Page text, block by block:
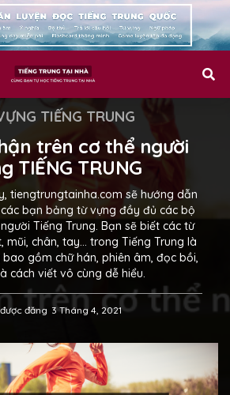
TIẾNG TRUNG
trên cơ thể người
TIẾNG TRUNG
tiengtrungtainha.com sẽ hướng dẫn
bạn bảng từ vựng đầy đủ các bộ
Tiếng Trung. Bạn sẽ biết các từ
mũi, chân, tay… trong Tiếng Trung là
gồm chữ hán, phiên âm, đọc bồi,
cách viết vô cùng dễ hiểu.
đăng 3 Tháng 4, 2021